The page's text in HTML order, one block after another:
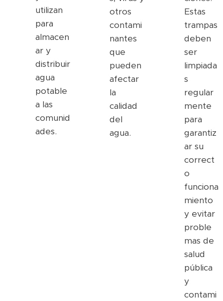
utilizan
para
almacen
ar y
distribuir
agua
potable
a las
comunid
ades.
otros
contami
nantes
que
pueden
afectar
la
calidad
del
agua.
Estas
trampas
deben
ser
limpiada
s
regular
mente
para
garantiz
ar su
correct
o
funciona
miento
y evitar
proble
mas de
salud
pública
y
contami